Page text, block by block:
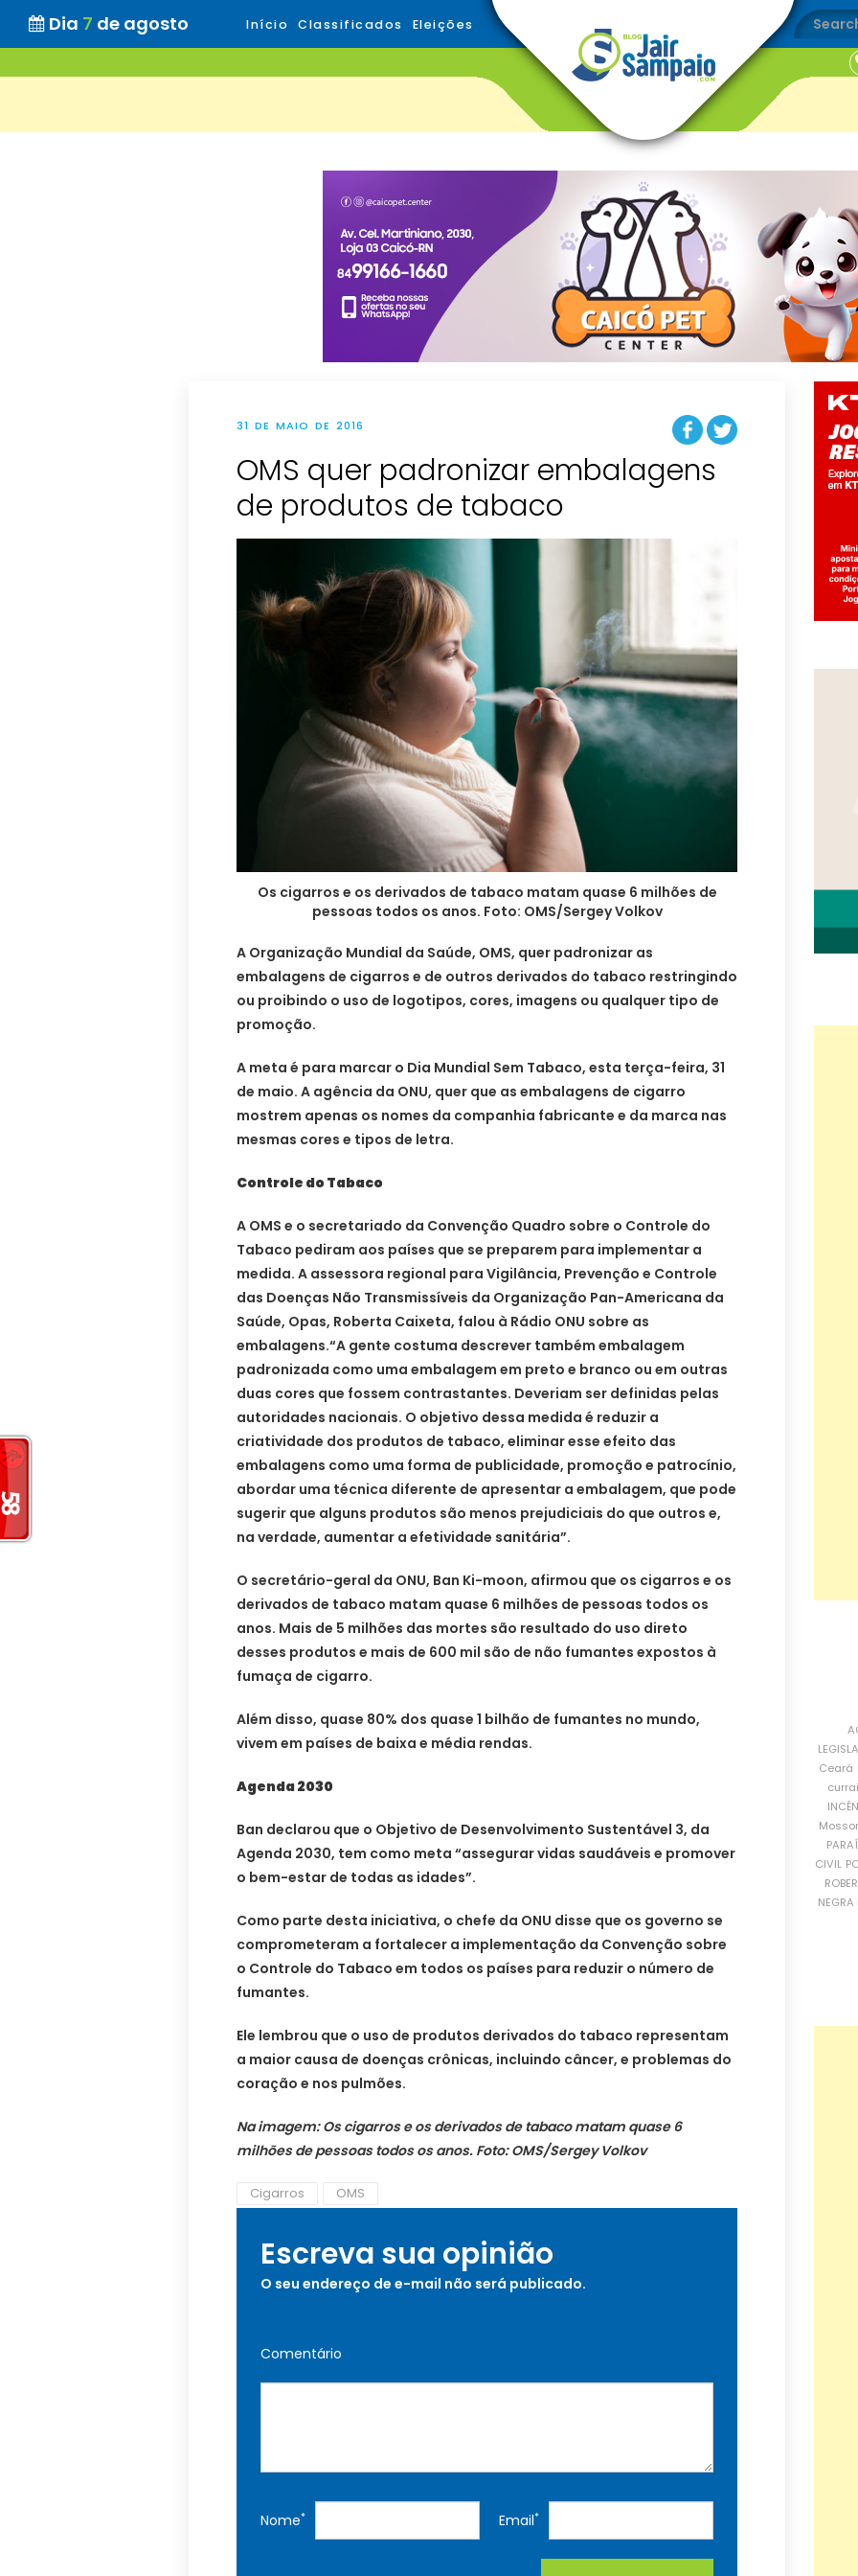
Dia 7 de agosto Início Classificados Eleições
31 DE MAIO DE 2016
OMS quer padronizar embalagens
de produtos de tabaco
Os cigarros e os derivados de tabaco matam quase 6 milhões de
pessoas todos os anos. Foto: OMS/Sergey Volkov
A Organização Mundial da Saúde, OMS, quer padronizar as
embalagens de cigarros e de outros derivados do tabaco restringindo
ou proibindo o uso de logotipos, cores, imagens ou qualquer tipo de
promoção.
A meta é para marcar o Dia Mundial Sem Tabaco, esta terça-feira, 31
de maio. A agência da ONU, quer que as embalagens de cigarro
mostrem apenas os nomes da companhia fabricante e da marca nas
mesmas cores e tipos de letra.
Controle do Tabaco
A OMS e o secretariado da Convenção Quadro sobre o Controle do
Tabaco pediram aos países que se preparem para implementar a
medida. A assessora regional para Vigilância, Prevenção e Controle
das Doenças Não Transmissíveis da Organização Pan-Americana da
Saúde, Opas, Roberta Caixeta, falou à Rádio ONU sobre as
embalagens.“A gente costuma descrever também embalagem
padronizada como uma embalagem em preto e branco ou em outras
duas cores que fossem contrastantes. Deveriam ser definidas pelas
autoridades nacionais. O objetivo dessa medida é reduzir a
criatividade dos produtos de tabaco, eliminar esse efeito das
embalagens como uma forma de publicidade, promoção e patrocínio,
abordar uma técnica diferente de apresentar a embalagem, que pode
sugerir que alguns produtos são menos prejudiciais do que outros e,
na verdade, aumentar a efetividade sanitária”.
O secretário-geral da ONU, Ban Ki-moon, afirmou que os cigarros e os
derivados de tabaco matam quase 6 milhões de pessoas todos os
anos. Mais de 5 milhões das mortes são resultado do uso direto
desses produtos e mais de 600 mil são de não fumantes expostos à
fumaça de cigarro.
Além disso, quase 80% dos quase 1 bilhão de fumantes no mundo,
vivem em países de baixa e média rendas.
Agenda 2030
Ban declarou que o Objetivo de Desenvolvimento Sustentável 3, da
Agenda 2030, tem como meta “assegurar vidas saudáveis e promover
o bem-estar de todas as idades”.
Como parte desta iniciativa, o chefe da ONU disse que os governo se
comprometeram a fortalecer a implementação da Convenção sobre
o Controle do Tabaco em todos os países para reduzir o número de
fumantes.
Ele lembrou que o uso de produtos derivados do tabaco representam
a maior causa de doenças crônicas, incluindo câncer, e problemas do
coração e nos pulmões.
Na imagem: Os cigarros e os derivados de tabaco matam quase 6
milhões de pessoas todos os anos. Foto: OMS/Sergey Volkov
Cigarros OMS
Escreva sua opinião
O seu endereço de e-mail não será publicado.
Comentário
Nome* Email*
Ceará
CIVIL
NEGRA